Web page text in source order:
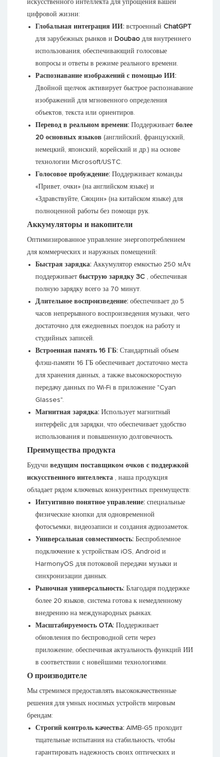
искусственного интеллекта для упрощения вашей
цифровой жизни:
Глобальная интеграция ИИ:встроенный ChatGPT
для зарубежных рынков и Doubaoдля внутреннего
использования, обеспечивающий голосовые
вопросы и ответы в режиме реального времени.
Распознавание изображений с помощью ИИ:
Двойной щелчок активирует быстрое распознавание
изображений для мгновенного определения
объектов, текста или ориентиров.
Перевод в реальном времени:Поддерживает более
20 основных языков (английский, французский,
немецкий, японский, корейский и др.) на основе
технологии Microsoft/USTC.
Голосовое пробуждение:Поддерживает команды
«Привет, очки» (на английском языке) и
«Здравствуйте, Сяоцин» (на китайском языке) для
полноценной работы без помощи рук.
Аккумуляторы и накопители
Оптимизированное управление энергопотреблением
для коммерческих и наружных помещений:
Быстрая зарядка:Аккумулятор емкостью 250 мАч
поддерживает быструю зарядку 3C, обеспечивая
полную зарядку всего за 70 минут.
Длительное воспроизведение:обеспечивает до 5
часов непрерывного воспроизведения музыки, чего
достаточно для ежедневных поездок на работу и
студийных записей.
Встроенная память 16 ГБ:Стандартный объем
флэш-памяти 16 ГБ обеспечивает достаточно места
для хранения данных, а также высокоскоростную
передачу данных по Wi-Fi в приложение "Cyan
Glasses".
Магнитная зарядка:Использует магнитный
интерфейс для зарядки, что обеспечивает удобство
использования и повышенную долговечность.
Преимущества продукта
Будучи ведущим поставщиком очков с поддержкой
искусственного интеллекта , наша продукция
обладает рядом ключевых конкурентных преимуществ:
Интуитивно понятное управление:специальные
физические кнопки для одновременной
фотосъемки, видеозаписи и создания аудиозаметок.
Универсальная совместимость:Беспроблемное
подключение к устройствам iOS, Android и
HarmonyOS для потоковой передачи музыки и
синхронизации данных.
Рыночная универсальность:Благодаря поддержке
более 20 языков, система готова к немедленному
внедрению на международных рынках.
Масштабируемость OTA:Поддерживает
обновления по беспроводной сети через
приложение, обеспечивая актуальность функций ИИ
в соответствии с новейшими технологиями.
О производителе
Мы стремимся предоставлять высококачественные
решения для умных носимых устройств мировым
брендам:
Строгий контроль качества:AIMB-G5 проходит
тщательные испытания на стабильность, чтобы
гарантировать надежность своих оптических и